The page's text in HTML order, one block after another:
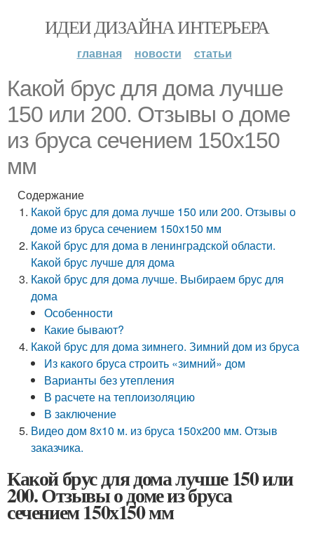
ИДЕИ ДИЗАЙНА ИНТЕРЬЕРА
главная новости статьи
Какой брус для дома лучше
150 или 200. Отзывы о доме
из бруса сечением 150х150
мм
Содержание
Какой брус для дома лучше 150 или 200. Отзывы о
доме из бруса сечением 150х150 мм
Какой брус для дома в ленинградской области.
Какой брус лучше для дома
Какой брус для дома лучше. Выбираем брус для
дома
Особенности
Какие бывают?
Какой брус для дома зимнего. Зимний дом из бруса
Из какого бруса строить «зимний» дом
Варианты без утепления
В расчете на теплоизоляцию
В заключение
Видео дом 8х10 м. из бруса 150х200 мм. Отзыв
заказчика.
Какой брус для дома лучше 150 или
200. Отзывы о доме из бруса
сечением 150х150 мм